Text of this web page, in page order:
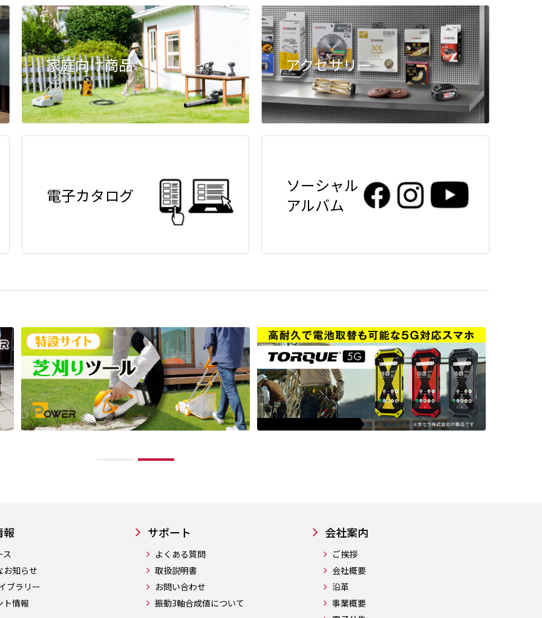
家庭向け商品 アクセサリー
電子カタログ
ソーシャル
アルバム
報
ス
お知らせ
ブラリー
ト情報
サポート
よくある質問
取扱説明書
お問い合わせ
振動3軸合成値について
会社案内
ご挨拶
会社概要
沿革
事業概要